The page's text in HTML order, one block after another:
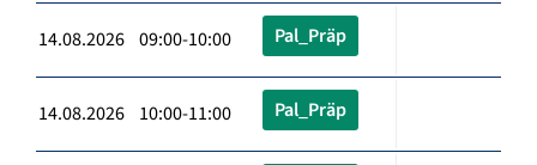
14.08.2026 09:00-10:00 Pal_Präp
14.08.2026 10:00-11:00 Pal_Präp